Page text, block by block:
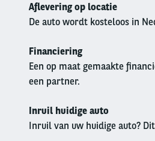
Aflevering op locatie
De auto wordt kosteloos in
Financiering
Een op maat gemaakte
een partner.
Inruil huidige auto
Inruil van uw huidige auto?